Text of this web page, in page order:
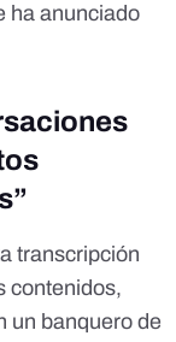
ha anunciado
transcripción
contenidos,
un banquero de